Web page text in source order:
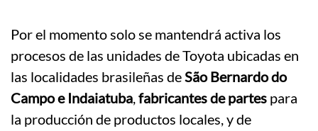
Por el momento solo se mantendrá activa los
procesos de las unidades de Toyota ubicadas en
las localidades brasileñas deSão Bernardo do
Campo e Indaiatuba,fabricantes de partes para
la producción de productos locales, y de